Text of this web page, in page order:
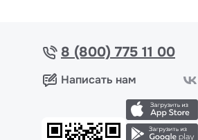
8 (800) 775 11 00
Написать нам